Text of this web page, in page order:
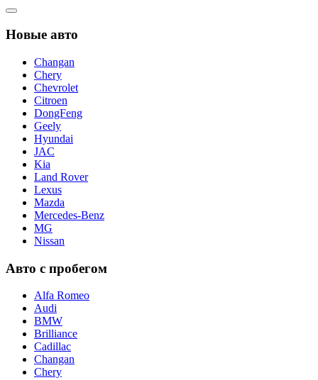
Новые авто
Changan
Chery
Chevrolet
Citroen
DongFeng
Geely
Hyundai
JAC
Kia
Land Rover
Lexus
Mazda
Mercedes-Benz
MG
Nissan
Авто с пробегом
Alfa Romeo
Audi
BMW
Brilliance
Cadillac
Changan
Chery